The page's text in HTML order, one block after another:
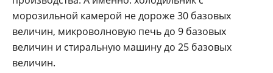
морозильной камерой не дороже 30 базовых
величин, микроволновую печь до 9 базовых
величин и стиральную машину до 25 базовых
величин.